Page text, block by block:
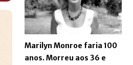
Marilyn Monroe faria 100
anos. Morreu aos 36 e